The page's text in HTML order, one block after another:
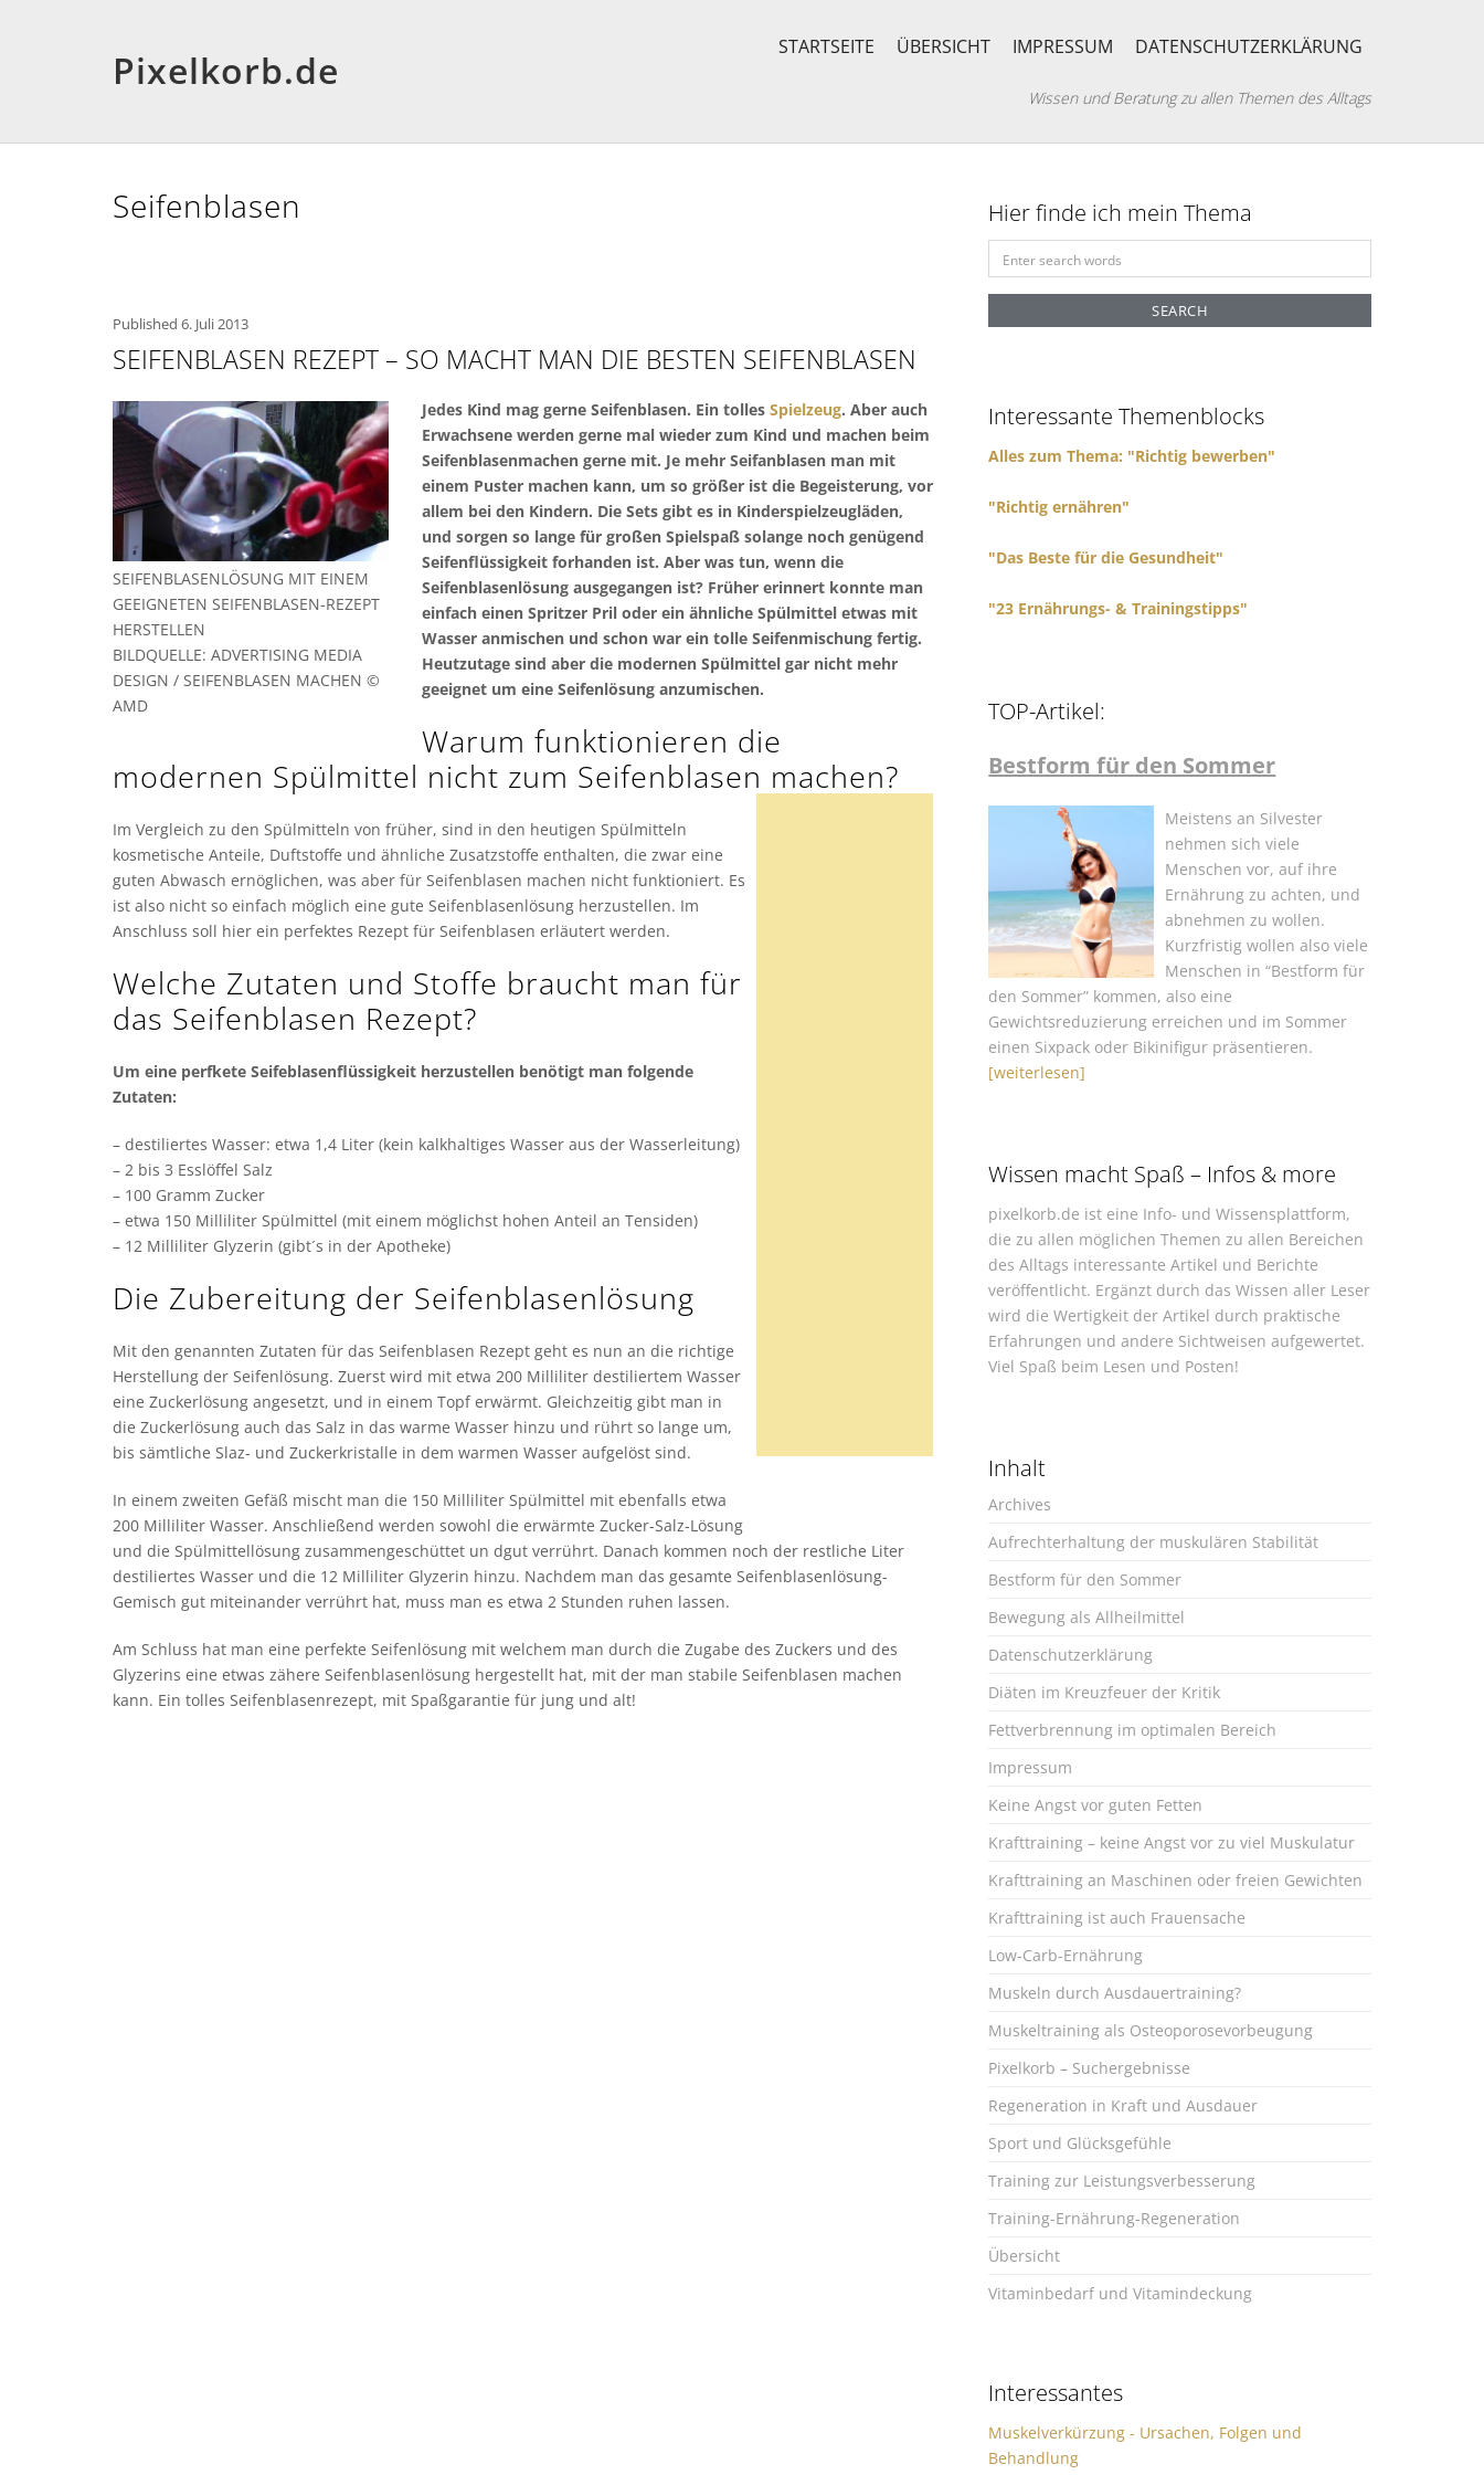
Pixelkorb.de
STARTSEITE ÜBERSICHT IMPRESSUM DATENSCHUTZERKLÄRUNG
Wissen und Beratung zu allen Themen des Alltags
Seifenblasen
Published 6. Juli 2013
SEIFENBLASEN REZEPT – SO MACHT MAN DIE BESTEN SEIFENBLASEN
SEIFENBLASENLÖSUNG MIT EINEM
GEEIGNETEN SEIFENBLASEN-REZEPT
HERSTELLEN
BILDQUELLE: ADVERTISING MEDIA
DESIGN / SEIFENBLASEN MACHEN ©
AMD
Jedes Kind mag gerne Seifenblasen. Ein tolles Spielzeug. Aber auch
Erwachsene werden gerne mal wieder zum Kind und machen beim
Seifenblasenmachen gerne mit. Je mehr Seifanblasen man mit
einem Puster machen kann, um so größer ist die Begeisterung, vor
allem bei den Kindern. Die Sets gibt es in Kinderspielzeugläden,
und sorgen so lange für großen Spielspaß solange noch genügend
Seifenflüssigkeit forhanden ist. Aber was tun, wenn die
Seifenblasenlösung ausgegangen ist? Früher erinnert konnte man
einfach einen Spritzer Pril oder ein ähnliche Spülmittel etwas mit
Wasser anmischen und schon war ein tolle Seifenmischung fertig.
Heutzutage sind aber die modernen Spülmittel gar nicht mehr
geeignet um eine Seifenlösung anzumischen.
Warum funktionieren die
modernen Spülmittel nicht zum Seifenblasen machen?
Im Vergleich zu den Spülmitteln von früher, sind in den heutigen Spülmitteln
kosmetische Anteile, Duftstoffe und ähnliche Zusatzstoffe enthalten, die zwar eine
guten Abwasch ernöglichen, was aber für Seifenblasen machen nicht funktioniert. Es
ist also nicht so einfach möglich eine gute Seifenblasenlösung herzustellen. Im
Anschluss soll hier ein perfektes Rezept für Seifenblasen erläutert werden.
Welche Zutaten und Stoffe braucht man für
das Seifenblasen Rezept?
Um eine perfkete Seifeblasenflüssigkeit herzustellen benötigt man folgende
Zutaten:
– destiliertes Wasser: etwa 1,4 Liter (kein kalkhaltiges Wasser aus der Wasserleitung)
– 2 bis 3 Esslöffel Salz
– 100 Gramm Zucker
– etwa 150 Milliliter Spülmittel (mit einem möglichst hohen Anteil an Tensiden)
– 12 Milliliter Glyzerin (gibt´s in der Apotheke)
Die Zubereitung der Seifenblasenlösung
Mit den genannten Zutaten für das Seifenblasen Rezept geht es nun an die richtige
Herstellung der Seifenlösung. Zuerst wird mit etwa 200 Milliliter destiliertem Wasser
eine Zuckerlösung angesetzt, und in einem Topf erwärmt. Gleichzeitig gibt man in
die Zuckerlösung auch das Salz in das warme Wasser hinzu und rührt so lange um,
bis sämtliche Slaz- und Zuckerkristalle in dem warmen Wasser aufgelöst sind.
In einem zweiten Gefäß mischt man die 150 Milliliter Spülmittel mit ebenfalls etwa
200 Milliliter Wasser. Anschließend werden sowohl die erwärmte Zucker-Salz-Lösung
und die Spülmittellösung zusammengeschüttet un dgut verrührt. Danach kommen noch der restliche Liter
destiliertes Wasser und die 12 Milliliter Glyzerin hinzu. Nachdem man das gesamte Seifenblasenlösung-
Gemisch gut miteinander verrührt hat, muss man es etwa 2 Stunden ruhen lassen.
Am Schluss hat man eine perfekte Seifenlösung mit welchem man durch die Zugabe des Zuckers und des
Glyzerins eine etwas zähere Seifenblasenlösung hergestellt hat, mit der man stabile Seifenblasen machen
kann. Ein tolles Seifenblasenrezept, mit Spaßgarantie für jung und alt!
Hier finde ich mein Thema
e
r
f
o
r
Interessante Themenblocks
Alles zum Thema: "Richtig bewerben"
"Richtig ernähren"
"Das Beste für die Gesundheit"
"23 Ernährungs- & Trainingstipps"
TOP-Artikel:
Bestform für den Sommer
Meistens an Silvester
nehmen sich viele
Menschen vor, auf ihre
Ernährung zu achten, und
abnehmen zu wollen.
Kurzfristig wollen also viele
Menschen in “Bestform für
den Sommer” kommen, also eine
Gewichtsreduzierung erreichen und im Sommer
einen Sixpack oder Bikinifigur präsentieren.
[weiterlesen]
Wissen macht Spaß – Infos & more
pixelkorb.de ist eine Info- und Wissensplattform,
die zu allen möglichen Themen zu allen Bereichen
des Alltags interessante Artikel und Berichte
veröffentlicht. Ergänzt durch das Wissen aller Leser
wird die Wertigkeit der Artikel durch praktische
Erfahrungen und andere Sichtweisen aufgewertet.
Viel Spaß beim Lesen und Posten!
Inhalt
Archives
Aufrechterhaltung der muskulären Stabilität
Bestform für den Sommer
Bewegung als Allheilmittel
Datenschutzerklärung
Diäten im Kreuzfeuer der Kritik
Fettverbrennung im optimalen Bereich
Impressum
Keine Angst vor guten Fetten
Krafttraining – keine Angst vor zu viel Muskulatur
Krafttraining an Maschinen oder freien Gewichten
Krafttraining ist auch Frauensache
Low-Carb-Ernährung
Muskeln durch Ausdauertraining?
Muskeltraining als Osteoporosevorbeugung
Pixelkorb – Suchergebnisse
Regeneration in Kraft und Ausdauer
Sport und Glücksgefühle
Training zur Leistungsverbesserung
Training-Ernährung-Regeneration
Übersicht
Vitaminbedarf und Vitamindeckung
Interessantes
Muskelverkürzung - Ursachen, Folgen und
Behandlung